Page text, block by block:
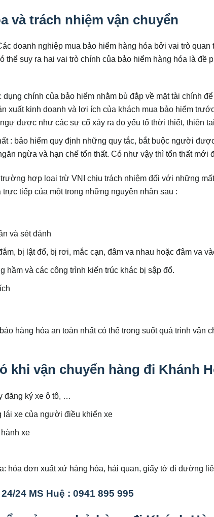
và trách nhiệm vận chuyển
doanh nghiệp mua bảo hiểm hàng hóa bởi vai trò quan
thể suy ra hai vai trò chính của bảo hiểm hàng hóa là đề
chính của bảo hiểm nhằm bù đắp về mặt tài chính
xuất kinh doanh và lợi ích của khách mua bảo hiểm
được như các sự cổ xảy ra do yếu tố thời thiết, thiên
: bảo hiểm quy định những quy tắc, bắt buộc người
ngừa và hạn chế tổn thất. Có như vậy thì tổn thất mới
hợp loại trừ VNI chịu trách nhiệm đối với những
tiếp của một trong những nguyên nhân sau :
và sét đánh
bị lật đổ, bị rơi, mắc cạn, đâm va nhau hoặc đâm va
hầm và các công trình kiến trúc khác bị sập đổ.
hàng hóa an toàn nhất có thể trong suốt quá trình vận
khi vận chuyển hàng đi Khánh
đăng ký xe ô tô, …
lái xe của người điều khiển xe
xe
hóa đơn xuất xứ hàng hóa, hải quan, giấy tờ đi đường
24 MS Huệ : 0941 895 995